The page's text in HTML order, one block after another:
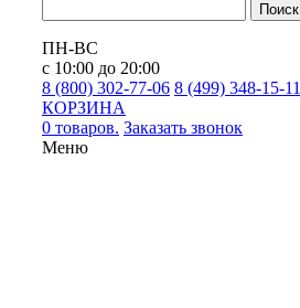
Поиск
ПН-ВС
с 10:00 до 20:00
8 (800) 302-77-06 8 (499) 348-15-11
КОРЗИНА
0 товаров. Заказать звонок
Меню